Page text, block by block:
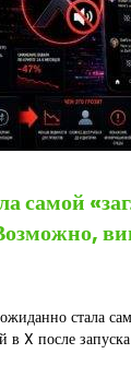
самой
стала
в X после